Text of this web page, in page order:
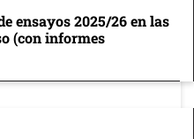
ensayos 2025/26 en las
(con informes